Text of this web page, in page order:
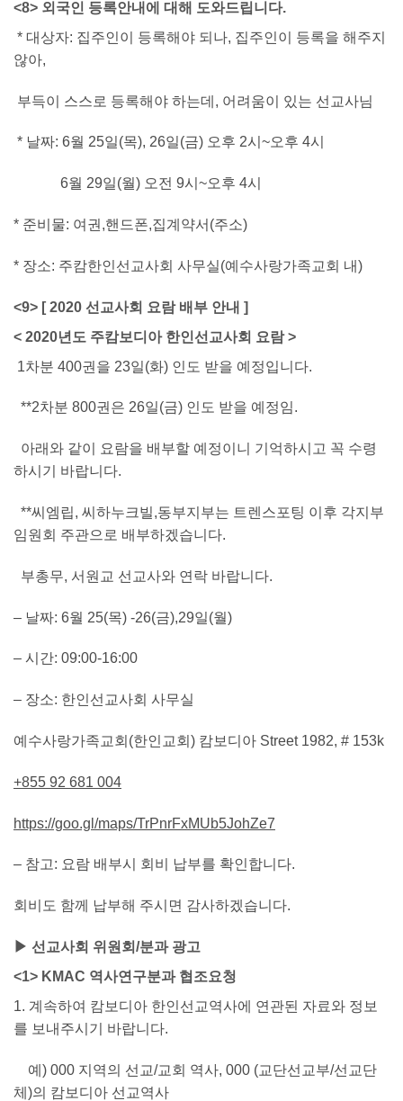
<8> 외국인 등록안내에 대해 도와드립니다.
* 대상자: 집주인이 등록해야 되나, 집주인이 등록을 해주지
않아,
부득이 스스로 등록해야 하는데, 어려움이 있는 선교사님
* 날짜: 6월 25일(목), 26일(금) 오후 2시~오후 4시
6월 29일(월) 오전 9시~오후 4시
* 준비물: 여권,핸드폰,집계약서(주소)
* 장소: 주캄한인선교사회 사무실(예수사랑가족교회 내)
<9> [ 2020 선교사회 요람 배부 안내 ]
< 2020년도 주캄보디아 한인선교사회 요람 >
1차분 400권을 23일(화) 인도 받을 예정입니다.
**2차분 800권은 26일(금) 인도 받을 예정임.
아래와 같이 요람을 배부할 예정이니 기억하시고 꼭 수령
하시기 바랍니다.
**씨엠립, 씨하누크빌,동부지부는 트렌스포팅 이후 각지부
임원회 주관으로 배부하겠습니다.
부총무, 서원교 선교사와 연락 바랍니다.
– 날짜: 6월 25(목) -26(금),29일(월)
– 시간: 09:00-16:00
– 장소: 한인선교사회 사무실
예수사랑가족교회(한인교회) 캄보디아 Street 1982, # 153k
+855 92 681 004
https://goo.gl/maps/TrPnrFxMUb5JohZe7
– 참고: 요람 배부시 회비 납부를 확인합니다.
회비도 함께 납부해 주시면 감사하겠습니다.
▶ 선교사회 위원회/분과 광고
<1> KMAC 역사연구분과 협조요청
1. 계속하여 캄보디아 한인선교역사에 연관된 자료와 정보
를 보내주시기 바랍니다.
예) 000 지역의 선교/교회 역사, 000 (교단선교부/선교단
체)의 캄보디아 선교역사